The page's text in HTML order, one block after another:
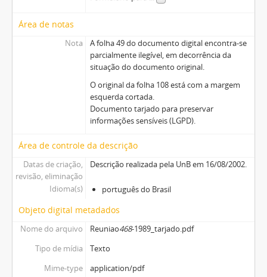
Área de notas
Nota
A folha 49 do documento digital encontra-se
parcialmente ilegível, em decorrência da
situação do documento original.
O original da folha 108 está com a margem
esquerda cortada.
Documento tarjado para preservar
informações sensíveis (LGPD).
Área de controle da descrição
Datas de criação,
revisão, eliminação
Descrição realizada pela UnB em 16/08/2002.
Idioma(s) português do Brasil
Objeto digital metadados
Nome do arquivo Reuniao468-1989_tarjado.pdf
Tipo de mídia
Texto
Mime-type
application/pdf